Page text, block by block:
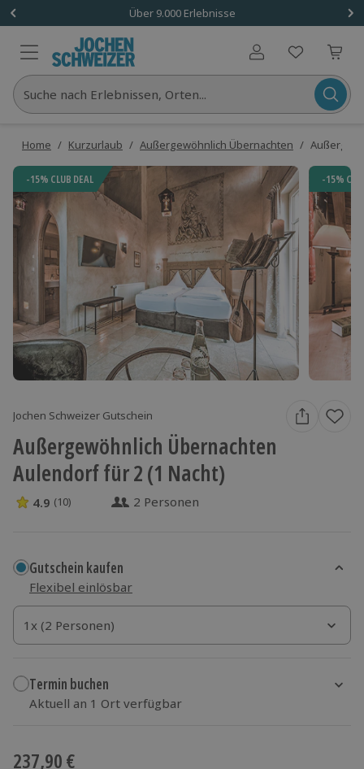
Über 9.000 Erlebnisse
Benutzerkonto
Suche nach Erlebnissen, Orten...
Home / Kurzurlaub / Außergewöhnlich Übernachten /
-15% CLUB DEAL -15%
Jochen Schweizer Gutschein
Außergewöhnlich Übernachten
Aulendorf für 2 (1 Nacht)
4.9 Sterne von 5 aus 10 Bewertungen
4.9 (10) 2 Personen
Gutschein kaufen
Flexibel einlösbar
1x (2 Personen)
1x (2 Personen)
1x (2 Personen)
Termin buchen
Aktuell an 1 Ort verfügbar
237,90 €